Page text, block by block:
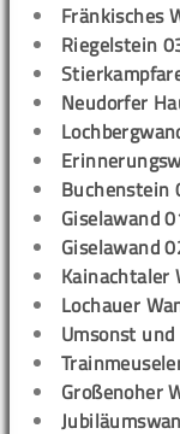
Fränkisches
Riegelstein
Neudorfer
Buchenstein
Giselawand
Giselawand
Kainachtaler
Lochauer
Umsonst
Großenoher